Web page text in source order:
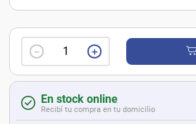
＋
－
En stock online
Recibí tu compra en tu domicilio